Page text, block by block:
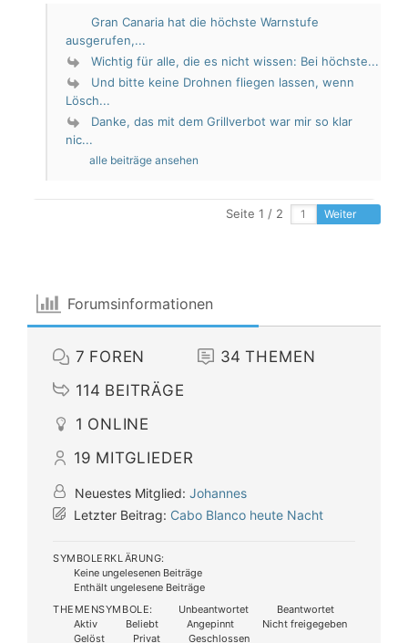
Gran Canaria hat die höchste Warnstufe
ausgerufen,...
Wichtig für alle, die es nicht wissen: Bei höchste...
Und bitte keine Drohnen fliegen lassen, wenn
Lösch...
Danke, das mit dem Grillverbot war mir so klar
nic...
alle beiträge ansehen
Seite 1 / 2 Weiter
Forumsinformationen
7 FOREN 34 THEMEN
114 BEITRÄGE
1 ONLINE
19 MITGLIEDER
Neuestes Mitglied: Johannes
Letzter Beitrag: Cabo Blanco heute Nacht
SYMBOLERKLÄRUNG:
Keine ungelesenen Beiträge
Enthält ungelesene Beiträge
THEMENSYMBOLE:
Unbeantwortet
Beantwortet
Aktiv
Beliebt Angepinnt
Nicht freigegeben
Gelöst
Privat Geschlossen